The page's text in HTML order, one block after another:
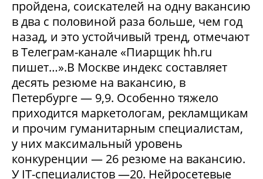
пройдена, соискателей на одну вакансию
в два с половиной раза больше, чем год
назад, и это устойчивый тренд, отмечают
в Телеграм-канале «Пиарщик hh.ru
пишет…».В Москве индекс составляет
десять резюме на вакансию, в
Петербурге — 9,9. Особенно тяжело
приходится маркетологам, рекламщикам
и прочим гуманитарным специалистам,
у них максимальный уровень
конкуренции — 26 резюме на вакансию.
У IT-специалистов —20. Нейросетевые